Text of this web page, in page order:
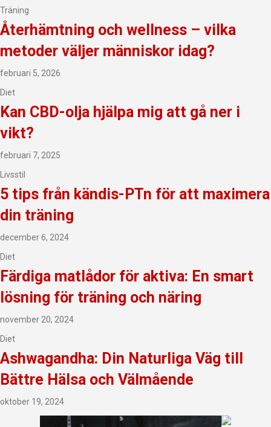
Träning
Återhämtning och wellness – vilka
metoder väljer människor idag?
februari 5, 2026
Diet
Kan CBD-olja hjälpa mig att gå ner i
vikt?
februari 7, 2025
Livsstil
5 tips från kändis-PTn för att maximera
din träning
december 6, 2024
Diet
Färdiga matlådor för aktiva: En smart
lösning för träning och näring
november 20, 2024
Diet
Ashwagandha: Din Naturliga Väg till
Bättre Hälsa och Välmående
oktober 19, 2024